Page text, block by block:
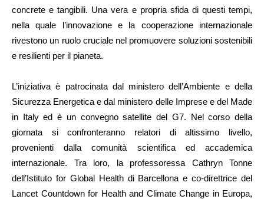
concrete e tangibili. Una vera e propria sfida di questi tempi,
nella quale l’innovazione e la cooperazione internazionale
rivestono un ruolo cruciale nel promuovere soluzioni sostenibili
e resilienti per il pianeta.
L’iniziativa è patrocinata dal ministero dell’Ambiente e della
Sicurezza Energetica e dal ministero delle Imprese e del Made
in Italy ed è un convegno satellite del G7. Nel corso della
giornata si confronteranno relatori di altissimo livello,
provenienti dalla comunità scientifica ed accademica
internazionale. Tra loro, la professoressa Cathryn Tonne
dell’Istituto for Global Health di Barcellona e co-direttrice del
Lancet Countdown for Health and Climate Change in Europa,